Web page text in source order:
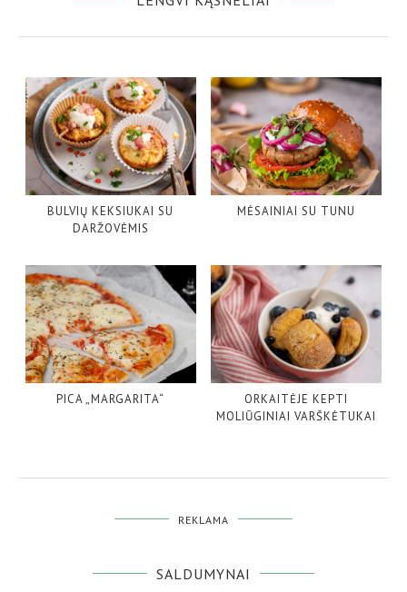
BULVIŲ KEKSIUKAI SU
DARŽOVĖMIS
MĖSAINIAI SU TUNU
PICA „MARGARITA“
ORKAITĖJE KEPTI
MOLIŪGINIAI VARŠKĖTUKAI
REKLAMA
SALDUMYNAI